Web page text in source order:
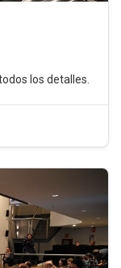
los detalles.